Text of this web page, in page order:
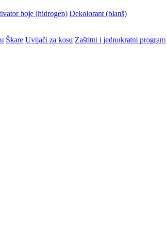
boje (hidrogen) Dekolorant (blanš)
Škare Uvijači za kosu Zaštitni i jednokratni program